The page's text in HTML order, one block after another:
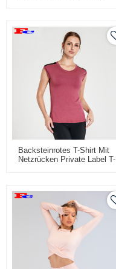
Backsteinrotes T-Shirt Mit
Netzrücken Private Label T-